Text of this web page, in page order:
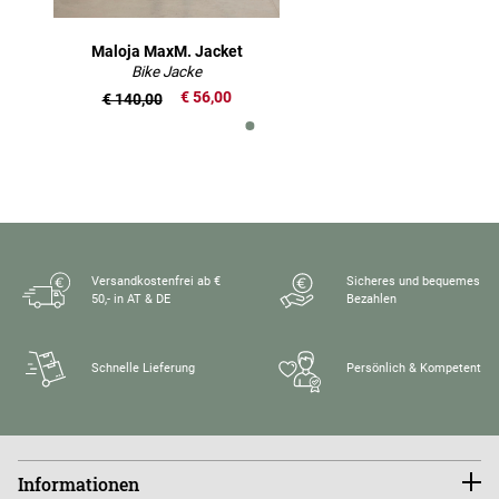
Maloja MaxM. Jacket
Bike Jacke
€ 56,00
€ 140,00
Versandkostenfrei ab €
50,- in AT & DE
Sicheres und bequemes
Bezahlen
Schnelle Lieferung Persönlich & Kompetent
Informationen